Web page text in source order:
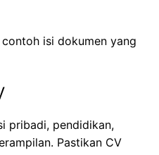
isi dokumen yang
pribadi, pendidikan,
Pastikan CV